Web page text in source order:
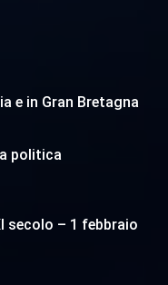
e in Gran Bretagna
politica
secolo – 1 febbraio